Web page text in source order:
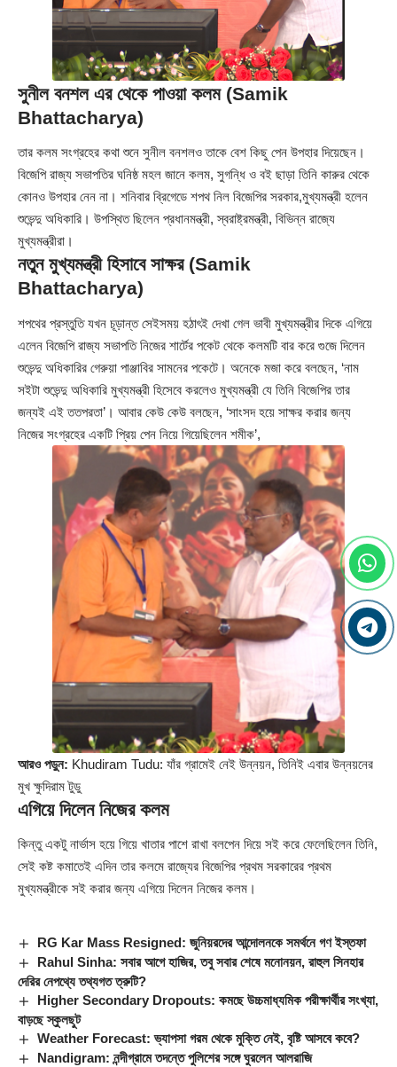
সুনীল বনশল এর থেকে পাওয়া কলম (Samik
Bhattacharya)
তার কলম সংগ্রহের কথা শুনে সুনীল বনশলও তাকে বেশ কিছু পেন উপহার দিয়েছেন।
বিজেপি রাজ্য সভাপতির ঘনিষ্ঠ মহল জানে কলম, সুগন্ধি ও বই ছাড়া তিনি কারুর থেকে
কোনও উপহার নেন না। শনিবার ব্রিগেডে শপথ নিল বিজেপির সরকার,মুখ্যমন্ত্রী হলেন
শুভেন্দু অধিকারি। উপস্থিত ছিলেন প্রধানমন্ত্রী, স্বরাষ্ট্রমন্ত্রী, বিভিন্ন রাজ্যে
মুখ্যমন্ত্রীরা।
নতুন মুখ্যমন্ত্রী হিসাবে সাক্ষর (Samik
Bhattacharya)
শপথের প্রস্তুতি যখন চূড়ান্ত সেইসময় হঠাৎই দেখা গেল ভাবী মুখ্যমন্ত্রীর দিকে এগিয়ে
এলেন বিজেপি রাজ্য সভাপতি নিজের শার্টের পকেট থেকে কলমটি বার করে গুজে দিলেন
শুভেন্দু অধিকারির গেরুয়া পাঞ্জাবির সামনের পকেটে। অনেকে মজা করে বলছেন, ‘নাম
সইটা শুভেন্দু অধিকারি মুখ্যমন্ত্রী হিসেবে করলেও মুখ্যমন্ত্রী যে তিনি বিজেপির তার
জন্যই এই ততপরতা’। আবার কেউ কেউ বলছেন, ‘সাংসদ হয়ে সাক্ষর করার জন্য
নিজের সংগ্রহের একটি প্রিয় পেন নিয়ে গিয়েছিলেন শমীক’,
আরও পড়ুন: Khudiram Tudu: যাঁর গ্রামেই নেই উন্নয়ন, তিনিই এবার উন্নয়নের
মুখ ক্ষুদিরাম টুডু
এগিয়ে দিলেন নিজের কলম
কিন্তু একটু নার্ভাস হয়ে গিয়ে খাতার পাশে রাখা বলপেন দিয়ে সই করে ফেলেছিলেন তিনি,
সেই কষ্ট কমাতেই এদিন তার কলমে রাজ্যের বিজেপির প্রথম সরকারের প্রথম
মুখ্যমন্ত্রীকে সই করার জন্য এগিয়ে দিলেন নিজের কলম।
RG Kar Mass Resigned: জুনিয়রদের আন্দোলনকে সমর্থনে গণ ইস্তফা
Rahul Sinha: সবার আগে হাজির, তবু সবার শেষে মনোনয়ন, রাহুল সিনহার
দেরির নেপথ্যে তথ্যগত ত্রুটি?
Higher Secondary Dropouts: কমছে উচ্চমাধ্যমিক পরীক্ষার্থীর সংখ্যা,
বাড়ছে স্কুলছুট
Weather Forecast: ভ্যাপসা গরম থেকে মুক্তি নেই, বৃষ্টি আসবে কবে?
Nandigram: নন্দীগ্রামে তদন্তে পুলিশের সঙ্গে ঘুরলেন আলরাজি